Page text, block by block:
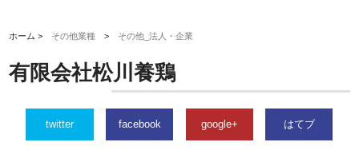
ホーム > その他業種 > その他_法人・企業
有限会社松川養鶏
twitter facebook google+ はてブ